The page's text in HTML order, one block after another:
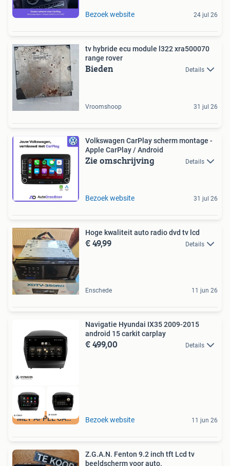
Bezoek website 24 jul 26
tv hybride ecu module l322 xra500070
range rover
Bieden Details
Vroomshoop 31 jul 26
Volkswagen CarPlay scherm montage -
Apple CarPlay / Android
Zie omschrijving Details
Bezoek website 31 jul 26
Hoge kwaliteit auto radio dvd tv lcd
€ 49,99 Details
Enschede 11 jun 26
MET APPLE CARPLAY
Navigatie Hyundai IX35 2009-2015
android 15 carkit carplay
€ 499,00 Details
Bezoek website 11 jun 26
Z.G.A.N. Fenton 9.2 inch tft Lcd tv
beeldscherm voor auto.